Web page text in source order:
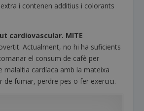
i contenen additius i colorants
cardiovascular. MITE
Actualment, no hi ha suficients
el consum de cafè per
malaltia cardíaca amb la mateixa
de fumar, perdre pes o fer exercici.